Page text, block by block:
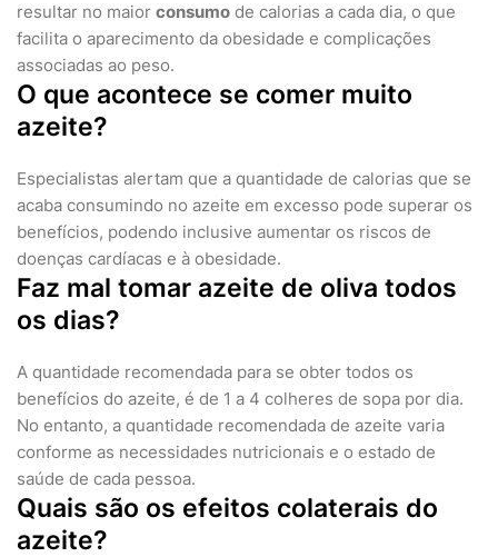
resultar no maior consumo de calorias a cada dia, o que
facilita o aparecimento da obesidade e complicações
associadas ao peso.
O que acontece se comer muito
azeite?
Especialistas alertam que a quantidade de calorias que se
acaba consumindo no azeite em excesso pode superar os
benefícios, podendo inclusive aumentar os riscos de
doenças cardíacas e à obesidade.
Faz mal tomar azeite de oliva todos
os dias?
A quantidade recomendada para se obter todos os
benefícios do azeite, é de 1 a 4 colheres de sopa por dia.
No entanto, a quantidade recomendada de azeite varia
conforme as necessidades nutricionais e o estado de
saúde de cada pessoa.
Quais são os efeitos colaterais do
azeite?